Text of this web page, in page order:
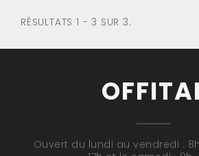
RÉSULTATS 1 - 3 SUR 3.
Ouvert du lundi au vendredi :